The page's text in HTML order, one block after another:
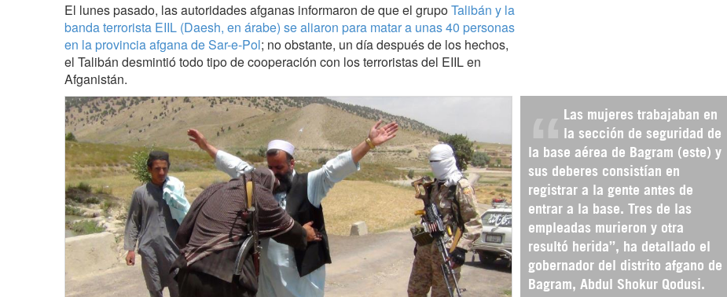
El lunes pasado, las autoridades afganas informaron de que el grupoTalibán y la
banda terrorista EIIL (Daesh, en árabe) se aliaron para matar a unas 40 personas
en la provincia afgana de Sar-e-Pol; no obstante, un día después de los hechos,
el Talibán desmintió todo tipo de cooperación con los terroristas del EIIL en
Afganistán.
Las mujeres trabajaban en
la sección de seguridad de
la base aérea de Bagram (este) y
sus deberes consistían en
registrar a la gente antes de
entrar a la base. Tres de las
empleadas murieron y otra
resultó herida”, ha detallado el
gobernador del distrito afgano de
Bagram, Abdul Shokur Qodusi.